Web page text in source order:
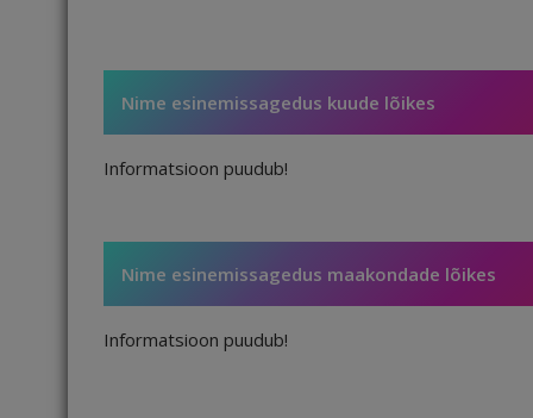
Nime esinemissagedus kuude lõikes
Informatsioon puudub!
Nime esinemissagedus maakondade lõikes
Informatsioon puudub!